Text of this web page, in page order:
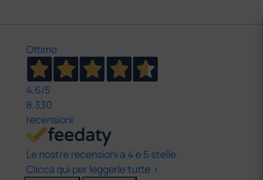
Ottimo
4,6/5
8.330
recensioni
Le nostre recensioni a 4 e 5 stelle.
Clicca qui per leggerle tutte >